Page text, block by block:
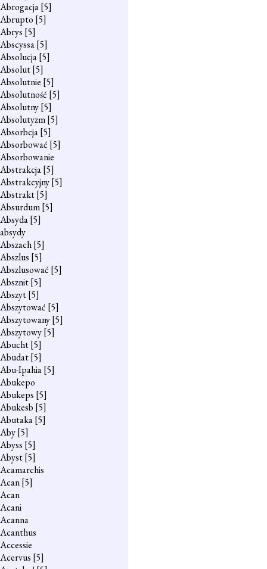
Abrogacja[5]
Abrupto [5]
Abrys [5]
Abscyssa[5]
Absolucja[5]
Absolut[5]
Absolutnie [5]
Absolutność [5]
Absolutny[5]
Absolutyzm[5]
Absorbcja[5]
Absorbować [5]
Absorbowanie
Abstrakcja[5]
Abstrakcyjny[5]
Abstrakt[5]
Absurdum[5]
Absyda[5]
absydy
Abszach[5]
Abszlus [5]
Abszlusować [5]
Absznit[5]
Abszyt[5]
Abszytować [5]
Abszytowany[5]
Abszytowy[5]
Abucht[5]
Abudat[5]
Abu-Ipahia[5]
Abukepo
Abukeps [5]
Abukesb [5]
Abutaka[5]
Aby[5]
Abyss [5]
Abyst[5]
Acamarchis
Acan[5]
Acan
Acani
Acanna
Acanthus
Accessie
Acervus [5]